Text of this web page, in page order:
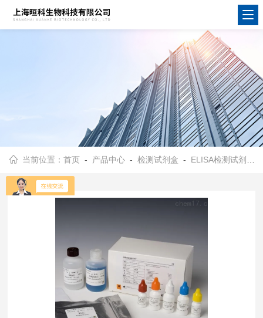
当前位置：首页 - 产品中心 -检测试剂盒 - ELISA检测试剂盒